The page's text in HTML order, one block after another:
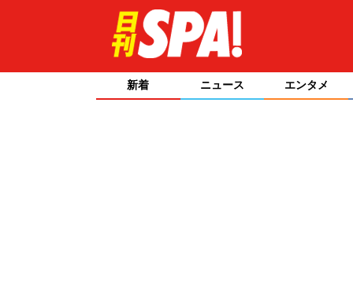
新着 ニュース エンタメ